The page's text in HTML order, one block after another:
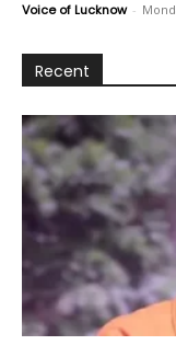
Voice of Lucknow -
Recent